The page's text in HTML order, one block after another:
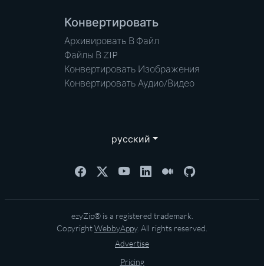
Конвертировать
Архивировать В Файл
Файлы В ZIP
Конвертировать Изображения
Конвертировать Аудио/Видео
русский
ezyZip® is a registered trademark.
CopyrightWebbyAppy. All rights reserved.
Advertise
Pricing